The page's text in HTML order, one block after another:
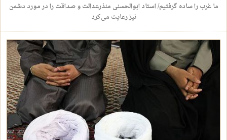
ما غرب را ساده گرفتیم/ استاد ابوالحسنی منذرعدالت و صداقت را در مورد دشمن
نیز رعایت می‌کرد